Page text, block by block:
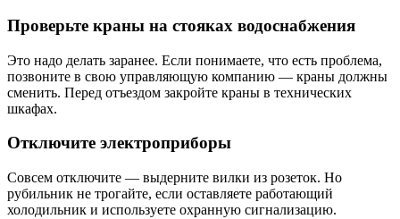
Проверьте краны на стояках водоснабжения
Это надо делать заранее. Если понимаете, что есть проблема,
позвоните в свою управляющую компанию — краны должны
сменить. Перед отъездом закройте краны в технических
шкафах.
Отключите электроприборы
Совсем отключите — выдерните вилки из розеток. Но
рубильник не трогайте, если оставляете работающий
холодильник и используете охранную сигнализацию.